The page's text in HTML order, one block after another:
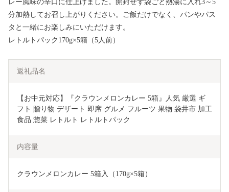
レー風味の辛口に仕上げました。開封せず袋ごと熱湯に入れ3～5
分加熱してお召し上がりください。ご飯だけでなく、パンやパス
タと一緒にお楽しみにいただけます。
レトルトパック170g×5箱（5人前）
返礼品名
【お中元対応】『クラウンメロンカレー 5箱』人気 厳選 ギ
フト 贈り物 デザート 即席 グルメ フルーツ 果物 袋井市 加工
食品 惣菜 レトルト レトルトパック
内容量
クラウンメロンカレー 5箱入（170g×5箱）